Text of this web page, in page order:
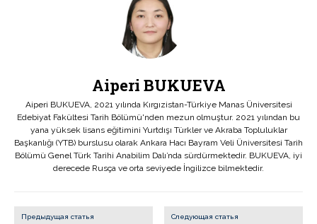
Aiperi BUKUEVA
Aiperi BUKUEVA, 2021 yılında Kırgızistan-Türkiye Manas Üniversitesi
Edebiyat Fakültesi Tarih Bölümü'nden mezun olmuştur. 2021 yılından bu
yana yüksek lisans eğitimini Yurtdışı Türkler ve Akraba Topluluklar
Başkanlığı (YTB) burslusu olarak Ankara Hacı Bayram Veli Üniversitesi Tarih
Bölümü Genel Türk Tarihi Anabilim Dalı’nda sürdürmektedir. BUKUEVA, iyi
derecede Rusça ve orta seviyede İngilizce bilmektedir.
Предыдущая статья Следующая статья